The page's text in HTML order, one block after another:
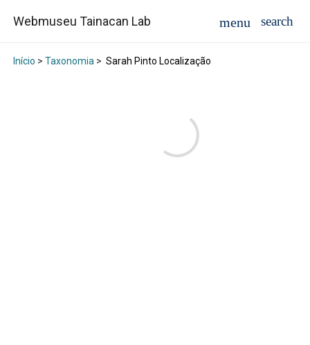
Webmuseu Tainacan Lab
Início > Taxonomia> Sarah Pinto Localização